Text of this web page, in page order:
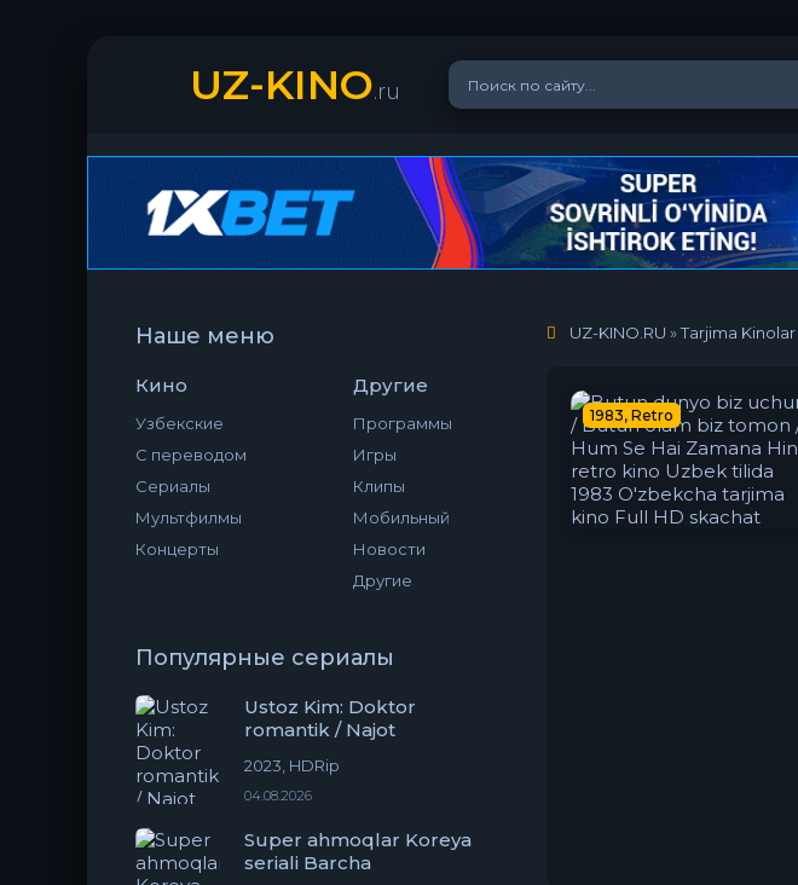
UZ-KINO.ru
Наше меню
Кино
Узбекские
С переводом
Сериалы
Мультфилмы
Концерты
Другие
Программы
Игры
Клипы
Мобильный
Новости
Другие
Популярные сериалы
Ustoz Kim: Doktor
romantik / Najot
2023, HDRip
04.08.2026
Super ahmoqlar Koreya
seriali Barcha
UZ-KINO.RU »Tarjima Kinolar
1983, Retro